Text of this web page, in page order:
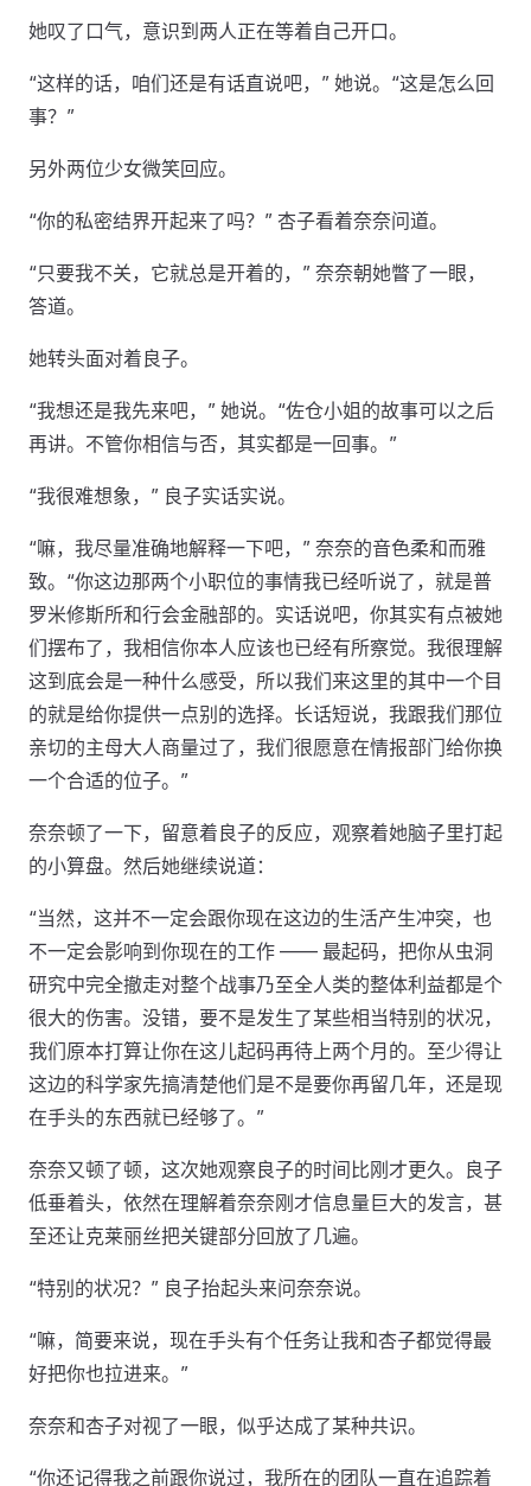
她叹了口气，意识到两人正在等着自己开口。
“这样的话，咱们还是有话直说吧，” 她说。“这是怎么回
事？”
另外两位少女微笑回应。
“你的私密结界开起来了吗？” 杏子看着奈奈问道。
“只要我不关，它就总是开着的，” 奈奈朝她瞥了一眼，
答道。
她转头面对着良子。
“我想还是我先来吧，” 她说。“佐仓小姐的故事可以之后
再讲。不管你相信与否，其实都是一回事。”
“我很难想象，” 良子实话实说。
“嘛，我尽量准确地解释一下吧，” 奈奈的音色柔和而雅
致。“你这边那两个小职位的事情我已经听说了，就是普
罗米修斯所和行会金融部的。实话说吧，你其实有点被她
们摆布了，我相信你本人应该也已经有所察觉。我很理解
这到底会是一种什么感受，所以我们来这里的其中一个目
的就是给你提供一点别的选择。长话短说，我跟我们那位
亲切的主母大人商量过了，我们很愿意在情报部门给你换
一个合适的位子。”
奈奈顿了一下，留意着良子的反应，观察着她脑子里打起
的小算盘。然后她继续说道：
“当然，这并不一定会跟你现在这边的生活产生冲突，也
不一定会影响到你现在的工作 —— 最起码，把你从虫洞
研究中完全撤走对整个战事乃至全人类的整体利益都是个
很大的伤害。没错，要不是发生了某些相当特别的状况，
我们原本打算让你在这儿起码再待上两个月的。至少得让
这边的科学家先搞清楚他们是不是要你再留几年，还是现
在手头的东西就已经够了。”
奈奈又顿了顿，这次她观察良子的时间比刚才更久。良子
低垂着头，依然在理解着奈奈刚才信息量巨大的发言，甚
至还让克莱丽丝把关键部分回放了几遍。
“特别的状况？” 良子抬起头来问奈奈说。
“嘛，简要来说，现在手头有个任务让我和杏子都觉得最
好把你也拉进来。”
奈奈和杏子对视了一眼，似乎达成了某种共识。
“你还记得我之前跟你说过，我所在的团队一直在追踪着